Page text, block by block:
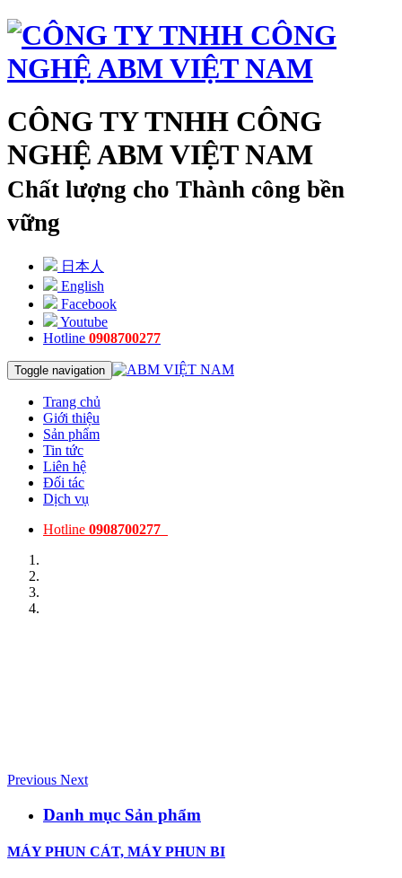
CÔNG TY TNHH CÔNG
NGHỆ ABM VIỆT NAM
Chất lượng cho Thành công bền
vững
日本人
English
Facebook
Youtube
Hotline 0908700277
Toggle navigation
Trang chủ
Giới thiệu
Sản phẩm
Tin tức
Liên hệ
Đối tác
Dịch vụ
Hotline 0908700277
Previous Next
Danh mục Sản phẩm
MÁY PHUN CÁT, MÁY PHUN BI